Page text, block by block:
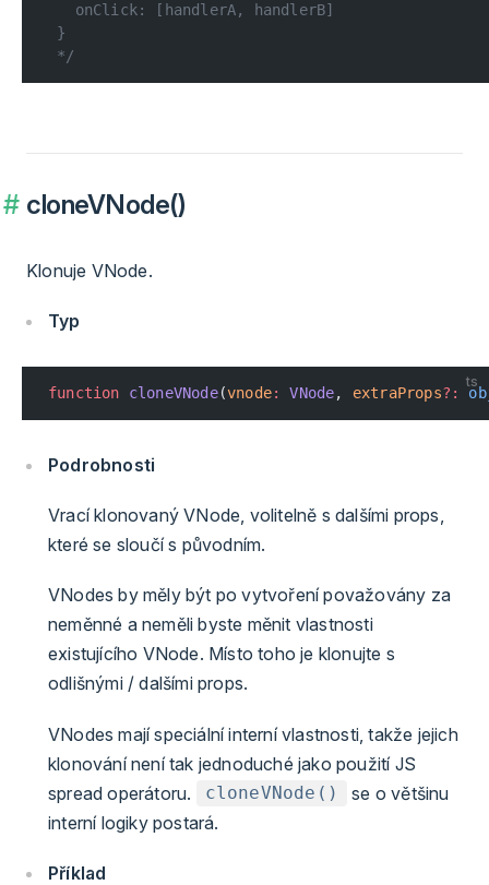
   onClick: [handlerA, handlerB]
}
*/
cloneVNode()
Klonuje VNode.
Typ
ts
function cloneVNode(vnode: VNode, extraProps?:
Podrobnosti
Vrací klonovaný VNode, volitelně s dalšími props,
které se sloučí s původním.
VNodes by měly být po vytvoření považovány za
neměnné a neměli byste měnit vlastnosti
existujícího VNode. Místo toho je klonujte s
odlišnými / dalšími props.
VNodes mají speciální interní vlastnosti, takže jejich
klonování není tak jednoduché jako použití JS
spread operátoru.
cloneVNode()
se o většinu
interní logiky postará.
Příklad